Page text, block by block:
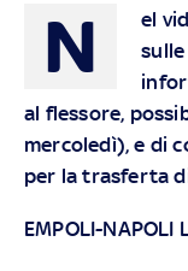
N
el
al flessore,
mercoledì), e di
per la trasferta
EMPOLI-NAPOLI